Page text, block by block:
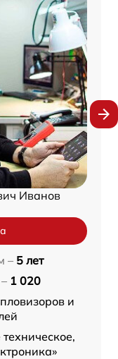
Иванов
– 5 лет
1 020
и